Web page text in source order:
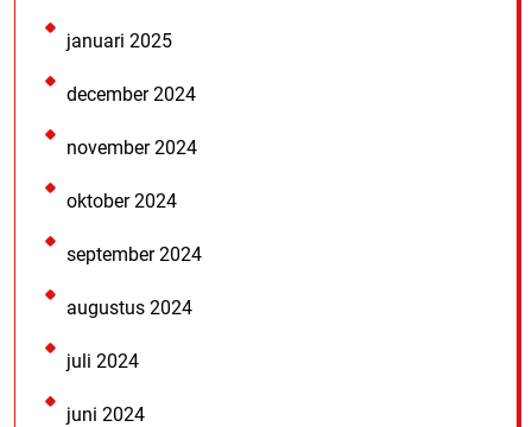
januari 2025
december 2024
november 2024
oktober 2024
september 2024
augustus 2024
juli 2024
juni 2024